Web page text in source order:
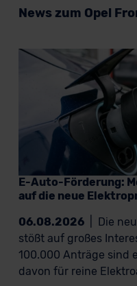
News zum Opel
E-Auto-Förderung:
auf die neue
06.08.2026
Die
stößt auf großes
100.000 Anträge sind
davon für reine